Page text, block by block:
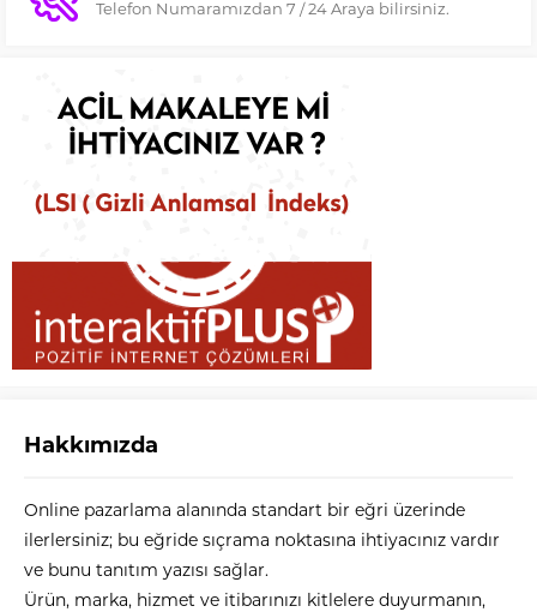
Telefon Numaramızdan 7 / 24 Araya bilirsiniz.
Hakkımızda
Online pazarlama alanında standart bir eğri üzerinde
ilerlersiniz; bu eğride sıçrama noktasına ihtiyacınız vardır
ve bunu tanıtım yazısı sağlar.
Ürün, marka, hizmet ve itibarınızı kitlelere duyurmanın,